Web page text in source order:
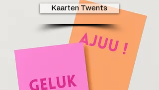
Kaarten Twents